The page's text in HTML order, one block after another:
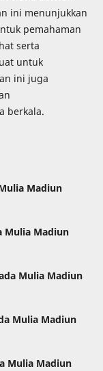
ini menunjukkan
pemahaman
serta
untuk
ini juga
berkala.
Madiun
Mulia Madiun
Mulia Madiun
Mulia Madiun
Mulia Madiun